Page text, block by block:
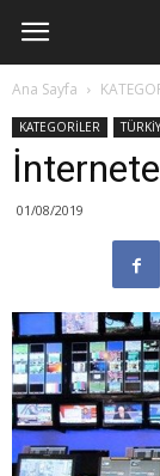
Ana Sayfa
KATEGORİLER
01/08/2019